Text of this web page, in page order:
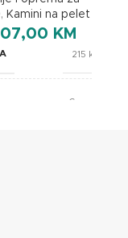
, Kamini na pelet
KM
215 kg
Crvena